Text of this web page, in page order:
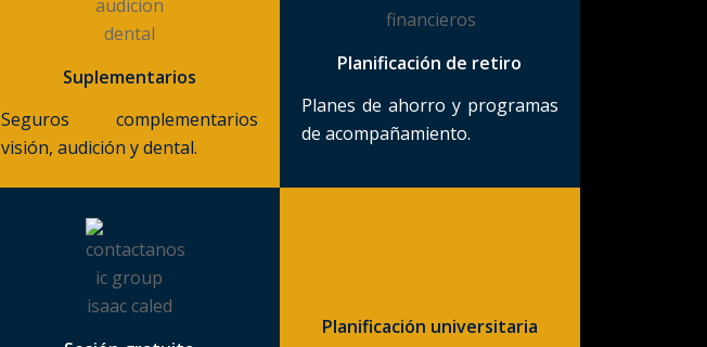
Suplementarios
Seguros complementarios
visión, audición y dental.
Planificación de retiro
Planes de ahorro y programas
de acompañamiento.
Planificación universitaria